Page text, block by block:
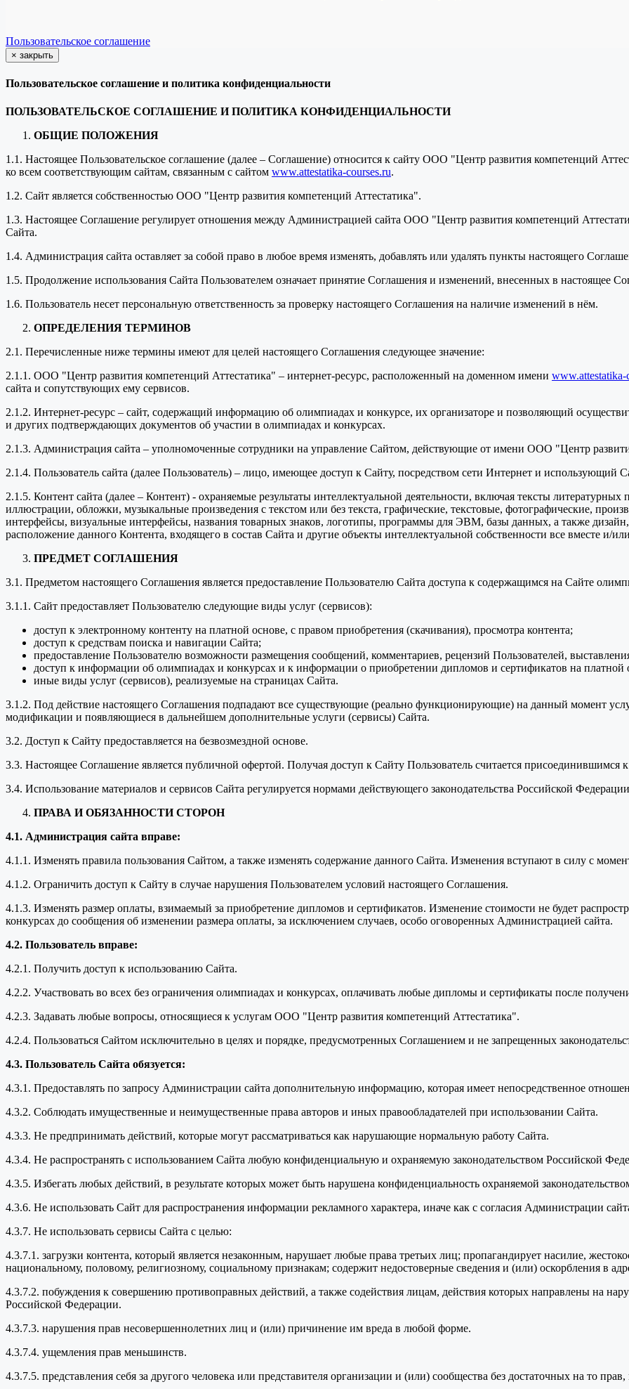
Пользовательское соглашение
× закрыть
Пользовательское соглашение и политика конфиденциальности
ПОЛЬЗОВАТЕЛЬСКОЕ СОГЛАШЕНИЕ И ПОЛИТИКА КОНФИДЕНЦИАЛЬНОСТИ
ОБЩИЕ ПОЛОЖЕНИЯ
1.1. Настоящее Пользовательское соглашение (далее – Соглашение) относится к сайту ООО "Центр развития компетенций
ко всем соответствующим сайтам, связанным с сайтом www.attestatika-courses.ru.
1.2. Сайт является собственностью ООО "Центр развития компетенций Аттестатика".
1.3. Настоящее Соглашение регулирует отношения между Администрацией сайта ООО "Центр развития компетенций
Сайта.
1.4. Администрация сайта оставляет за собой право в любое время изменять, добавлять или удалять пункты настоящего
1.5. Продолжение использования Сайта Пользователем означает принятие Соглашения и изменений, внесенных в настоящее
1.6. Пользователь несет персональную ответственность за проверку настоящего Соглашения на наличие изменений в нём.
ОПРЕДЕЛЕНИЯ ТЕРМИНОВ
2.1. Перечисленные ниже термины имеют для целей настоящего Соглашения следующее значение:
2.1.1. ООО "Центр развития компетенций Аттестатика" – интернет-ресурс, расположенный на доменном имени www.attestatika-
сайта и сопутствующих ему сервисов.
2.1.2. Интернет-ресурс – сайт, содержащий информацию об олимпиадах и конкурсе, их организаторе и позволяющий
и других подтверждающих документов об участии в олимпиадах и конкурсах.
2.1.3. Администрация сайта – уполномоченные сотрудники на управление Сайтом, действующие от имени ООО "Центр
2.1.4. Пользователь сайта (далее Пользователь) – лицо, имеющее доступ к Сайту, посредством сети Интернет и использующий
2.1.5. Контент сайта (далее – Контент) - охраняемые результаты интеллектуальной деятельности, включая тексты
иллюстрации, обложки, музыкальные произведения с текстом или без текста, графические, текстовые, фотографические,
интерфейсы, визуальные интерфейсы, названия товарных знаков, логотипы, программы для ЭВМ, базы данных, а также
расположение данного Контента, входящего в состав Сайта и другие объекты интеллектуальной собственности все вместе и/
ПРЕДМЕТ СОГЛАШЕНИЯ
3.1. Предметом настоящего Соглашения является предоставление Пользователю Сайта доступа к содержащимся на Сайте
3.1.1. Сайт предоставляет Пользователю следующие виды услуг (сервисов):
доступ к электронному контенту на платной основе, с правом приобретения (скачивания), просмотра контента;
доступ к средствам поиска и навигации Сайта;
предоставление Пользователю возможности размещения сообщений, комментариев, рецензий Пользователей,
доступ к информации об олимпиадах и конкурсах и к информации о приобретении дипломов и сертификатов на платной
иные виды услуг (сервисов), реализуемые на страницах Сайта.
3.1.2. Под действие настоящего Соглашения подпадают все существующие (реально функционирующие) на данный момент
модификации и появляющиеся в дальнейшем дополнительные услуги (сервисы) Сайта.
3.2. Доступ к Сайту предоставляется на безвозмездной основе.
3.3. Настоящее Соглашение является публичной офертой. Получая доступ к Сайту Пользователь считается
3.4. Использование материалов и сервисов Сайта регулируется нормами действующего законодательства Российской Федерации
ПРАВА И ОБЯЗАННОСТИ СТОРОН
4.1. Администрация сайта вправе:
4.1.1. Изменять правила пользования Сайтом, а также изменять содержание данного Сайта. Изменения вступают в силу с
4.1.2. Ограничить доступ к Сайту в случае нарушения Пользователем условий настоящего Соглашения.
4.1.3. Изменять размер оплаты, взимаемый за приобретение дипломов и сертификатов. Изменение стоимости не будет
конкурсах до сообщения об изменении размера оплаты, за исключением случаев, особо оговоренных Администрацией сайта.
4.2. Пользователь вправе:
4.2.1. Получить доступ к использованию Сайта.
4.2.2. Участвовать во всех без ограничения олимпиадах и конкурсах, оплачивать любые дипломы и сертификаты после
4.2.3. Задавать любые вопросы, относящиеся к услугам ООО "Центр развития компетенций Аттестатика".
4.2.4. Пользоваться Сайтом исключительно в целях и порядке, предусмотренных Соглашением и не запрещенных
4.3. Пользователь Сайта обязуется:
4.3.1. Предоставлять по запросу Администрации сайта дополнительную информацию, которая имеет непосредственное
4.3.2. Соблюдать имущественные и неимущественные права авторов и иных правообладателей при использовании Сайта.
4.3.3. Не предпринимать действий, которые могут рассматриваться как нарушающие нормальную работу Сайта.
4.3.4. Не распространять с использованием Сайта любую конфиденциальную и охраняемую законодательством Российской
4.3.5. Избегать любых действий, в результате которых может быть нарушена конфиденциальность охраняемой
4.3.6. Не использовать Сайт для распространения информации рекламного характера, иначе как с согласия Администрации
4.3.7. Не использовать сервисы Сайта с целью:
4.3.7.1. загрузки контента, который является незаконным, нарушает любые права третьих лиц; пропагандирует насилие,
национальному, половому, религиозному, социальному признакам; содержит недостоверные сведения и (или) оскорбления в
4.3.7.2. побуждения к совершению противоправных действий, а также содействия лицам, действия которых направлены на
Российской Федерации.
4.3.7.3. нарушения прав несовершеннолетних лиц и (или) причинение им вреда в любой форме.
4.3.7.4. ущемления прав меньшинств.
4.3.7.5. представления себя за другого человека или представителя организации и (или) сообщества без достаточных на то